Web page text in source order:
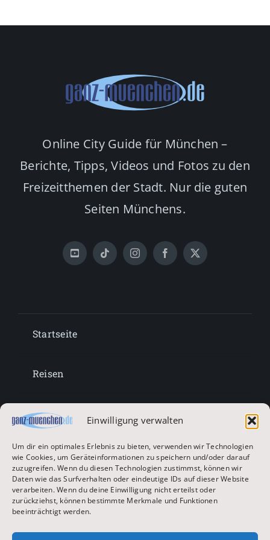
Einwilligung verwalten
Um dir ein optimales Erlebnis zu bieten, verwenden wir Technologien
wie Cookies, um Geräteinformationen zu speichern und/oder darauf
zuzugreifen. Wenn du diesen Technologien zustimmst, können wir
Daten wie das Surfverhalten oder eindeutige IDs auf dieser Website
verarbeiten. Wenn du deine Einwilligung nicht erteilst oder
zurückziehst, können bestimmte Merkmale und Funktionen
beeinträchtigt werden.
Online City Guide für München –
Berichte, Tipps, Videos und Fotos zu den
Freizeitthemen der Stadt. Nur die guten
Seiten Münchens.
Startseite
Reisen
Lifestyle
Entertainment
Oktoberfest & Volksfeste
Zur Hauptseite